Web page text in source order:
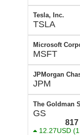
Tesla, Inc.
TSLA
Microsoft
MSFT
JPMorgan
JPM
The Goldman
GS
817
12.27USD